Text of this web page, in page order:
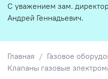
Главная
Газовое
Клапаны газовые
С уважением зам.
Андрей Геннадьевич.